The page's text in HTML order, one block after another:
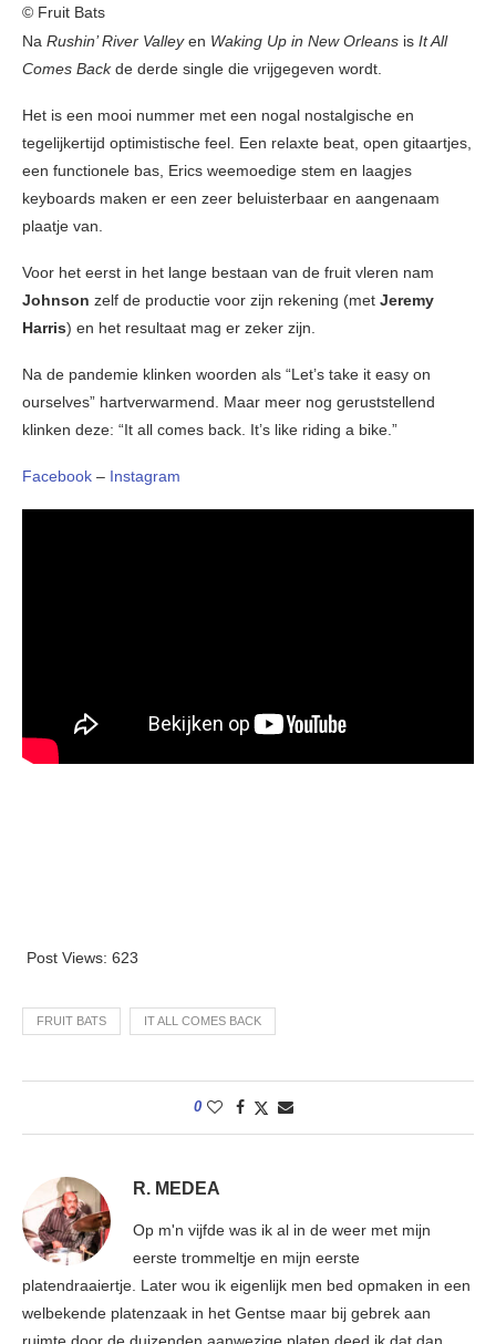
© Fruit Bats
Na Rushin’ River Valleyen Waking Up in New Orleans is It All
Comes Backde derde single die vrijgegeven wordt.
Het is een mooi nummer met een nogal nostalgische en
tegelijkertijd optimistische feel. Een relaxte beat, open gitaartjes,
een functionele bas, Erics weemoedige stem en laagjes
keyboards maken er een zeer beluisterbaar en aangenaam
plaatje van.
Voor het eerst in het lange bestaan van de fruit vleren nam
Johnson zelf de productie voor zijn rekening (met Jeremy
Harris) en het resultaat mag er zeker zijn.
Na de pandemie klinken woorden als “Let’s take it easy on
ourselves” hartverwarmend. Maar meer nog geruststellend
klinken deze: “It all comes back. It’s like riding a bike.”
Facebook – Instagram
Post Views: 623
FRUIT BATS IT ALL COMES BACK
0
R. MEDEA
Op m'n vijfde was ik al in de weer met mijn
eerste trommeltje en mijn eerste
platendraaiertje. Later wou ik eigenlijk men bed opmaken in een
welbekende platenzaak in het Gentse maar bij gebrek aan